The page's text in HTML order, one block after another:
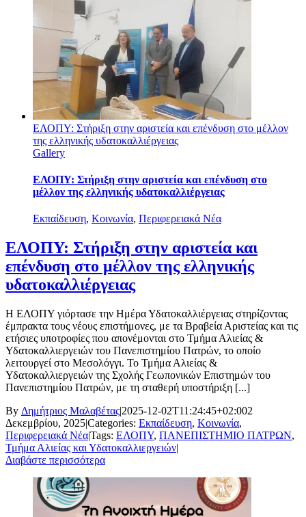
ΕΛΟΠΥ: Στήριξη στην αριστεία και επένδυση στο μέλλον
της ελληνικής υδατοκαλλιέργειας
Gallery
ΕΛΟΠΥ: Στήριξη στην αριστεία και επένδυση στο
μέλλον της ελληνικής υδατοκαλλιέργειας
Εκπαίδευση, Κοινωνία, Περιφερειακά Νέα
ΕΛΟΠΥ: Στήριξη στην αριστεία και
επένδυση στο μέλλον της ελληνικής
υδατοκαλλιέργειας
Η ΕΛΟΠΥ γιόρτασε την Ημέρα Υδατοκαλλιέργειας στηρίζοντας
έμπρακτα τους νέους επιστήμονες, με τα Βραβεία Αριστείας και τις
ετήσιες υποτροφίες που απονέμονται στο Τμήμα Αλιείας &
Υδατοκαλλιεργειών του Πανεπιστημίου Πατρών, το οποίο
λειτουργεί στο Μεσολόγγι. Το Τμήμα Αλιείας &
Υδατοκαλλιεργειών της Σχολής Γεωπονικών Επιστημών του
Πανεπιστημίου Πατρών, με τη σταθερή υποστήριξη [...]
By Δημήτριος Μαλαβέτας|2025-12-02T11:24:45+02:002
Δεκεμβρίου, 2025|Categories: Εκπαίδευση, Κοινωνία,
Περιφερειακά Νέα|Tags: ΕΛΟΠΥ, ΠΑΝΕΠΙΣΤΗΜΙΟ ΠΑΤΡΩΝ,
Τμήμα Αλιείας και Υδατοκαλλιεργειών|
Διαβάστε περισσότερα